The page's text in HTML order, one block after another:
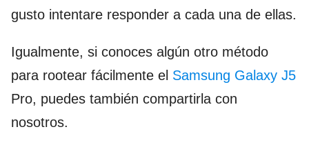
gusto intentare responder a cada una de ellas.
Igualmente, si conoces algún otro método
para rootear fácilmente el Samsung Galaxy J5
Pro, puedes también compartirla con
nosotros.